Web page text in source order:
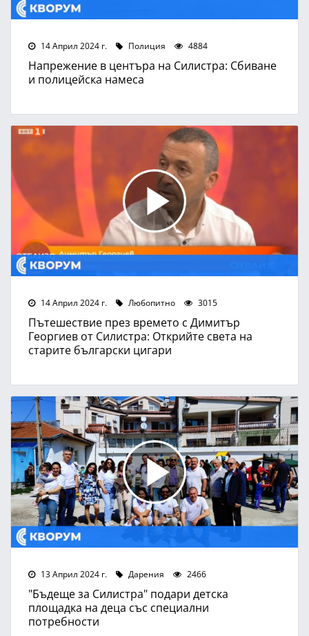
14 Април 2024 г. Полиция 4884
Напрежение в центъра на Силистра: Сбиване
и полицейска намеса
14 Април 2024 г. Любопитно 3015
Пътешествие през времето с Димитър
Георгиев от Силистра: Открийте света на
старите български цигари
13 Април 2024 г. Дарения 2466
"Бъдеще за Силистра" подари детска
площадка на деца със специални
потребности